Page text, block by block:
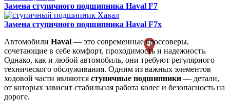
Замена ступичного подшипника Haval F7
Замена ступичного подшипника Haval F7x
Автомобили Haval — это современные кроссоверы,
сочетающие в себе комфорт, проходимость и надежность.
Однако, как и любой автомобиль, они требуют регулярного
технического обслуживания. Одним из важных элементов
ходовой части являются ступичные подшипники — детали,
от которых зависит стабильная работа колес и безопасность на
дороге.